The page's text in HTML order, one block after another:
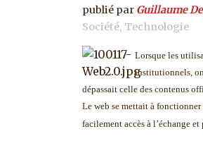
publié par Guillaume
Société Technologie
Lorsque les
institutionnels,
dépassait celle des contenus
Le web se mettait à fonctionner
facilement accès à l’échange et